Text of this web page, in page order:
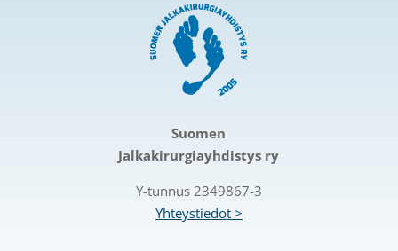
Suomen
Jalkakirurgiayhdistys ry
Y-tunnus 2349867-3
Yhteystiedot >